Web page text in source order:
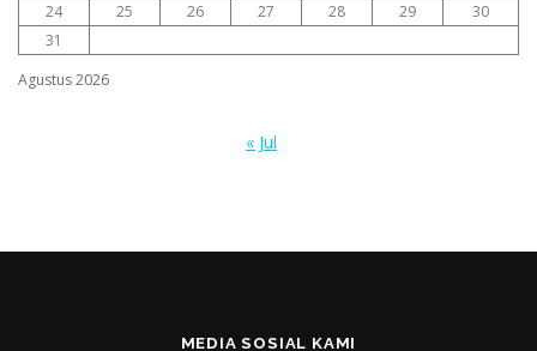
Agustus 2026
24
25 26 27 28 29
30
31
« Jul
MEDIA SOSIAL KAMI